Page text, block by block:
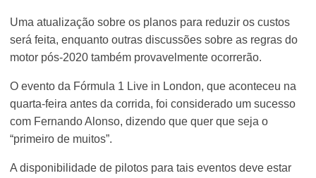
Uma atualização sobre os planos para reduzir os custos
será feita, enquanto outras discussões sobre as regras do
motor pós-2020 também provavelmente ocorrerão.
O evento da Fórmula 1 Live in London, que aconteceu na
quarta-feira antes da corrida, foi considerado um sucesso
com Fernando Alonso, dizendo que quer que seja o
“primeiro de muitos”.
A disponibilidade de pilotos para tais eventos deve estar